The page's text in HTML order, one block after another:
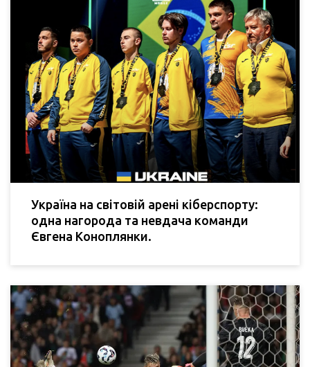
Україна на світовій арені кіберспорту:
одна нагорода та невдача команди
Євгена Коноплянки.